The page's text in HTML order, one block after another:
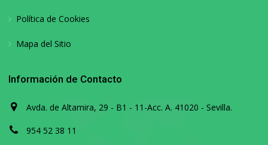
Política de Cookies
Mapa del Sitio
Información de Contacto
Avda. de Altamira, 29 - B1 - 11-Acc. A. 41020 - Sevilla.
954 52 38 11